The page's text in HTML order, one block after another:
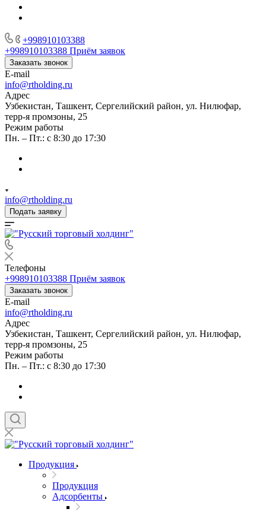
+998910103388
+998910103388 Приём заявок
Заказать звонок
E-mail
info@rtholding.ru
Адрес
Узбекистан, Ташкент, Сергелийский район, ул. Нилюфар,
терр-я промзоны, 25
Режим работы
Пн. – Пт.: с 8:30 до 17:30
info@rtholding.ru
Подать заявку
Телефоны
+998910103388 Приём заявок
Заказать звонок
E-mail
info@rtholding.ru
Адрес
Узбекистан, Ташкент, Сергелийский район, ул. Нилюфар,
терр-я промзоны, 25
Режим работы
Пн. – Пт.: с 8:30 до 17:30
Продукция
Продукция
Адсорбенты